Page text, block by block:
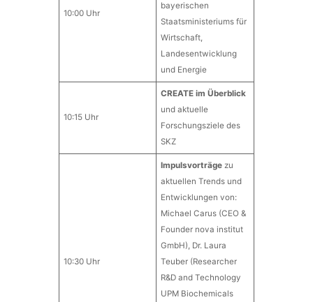
10:00 Uhr
bayerischen
Staatsministeriums für
Wirtschaft,
Landesentwicklung
und Energie
10:15 Uhr
CREATE im Überblick
und aktuelle
Forschungsziele des
SKZ
10:30 Uhr
Impulsvorträge zu
aktuellen Trends und
Entwicklungen von:
Michael Carus (CEO &
Founder nova institut
GmbH), Dr. Laura
Teuber (Researcher
R&D and Technology
UPM Biochemicals